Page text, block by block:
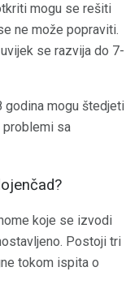
mogu se rešiti
ne može popraviti.
se razvija do 7-
mogu štedjeti
sa
koje se izvodi
Postoji tri
tokom ispita o